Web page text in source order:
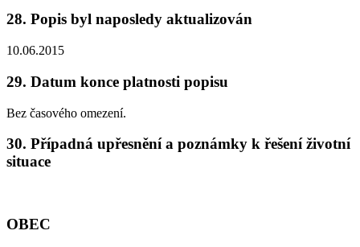
28. Popis byl naposledy aktualizován
10.06.2015
29. Datum konce platnosti popisu
Bez časového omezení.
30. Případná upřesnění a poznámky k řešení životní
situace
OBEC